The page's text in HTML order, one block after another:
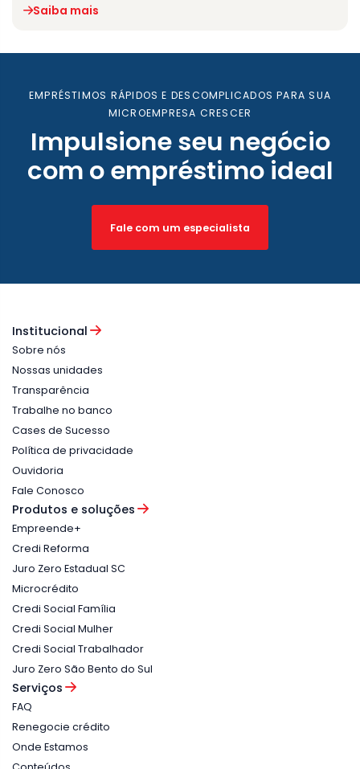
Saiba mais
EMPRÉSTIMOS RÁPIDOS E DESCOMPLICADOS PARA SUA
MICROEMPRESA CRESCER
Impulsione seu negócio
com o empréstimo ideal
Fale com um especialista
Institucional
Sobre nós
Nossas unidades
Transparência
Trabalhe no banco
Cases de Sucesso
Política de privacidade
Ouvidoria
Fale Conosco
Produtos e soluções
Empreende+
Credi Reforma
Juro Zero Estadual SC
Microcrédito
Credi Social Família
Credi Social Mulher
Credi Social Trabalhador
Juro Zero São Bento do Sul
Serviços
FAQ
Renegocie crédito
Onde Estamos